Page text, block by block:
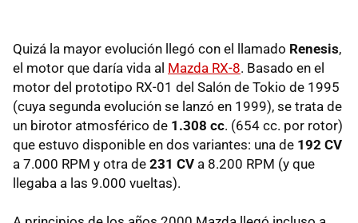
Quizá la mayor evolución llegó con el llamado Renesis,
el motor que daría vida al Mazda RX-8. Basado en el
motor del prototipo RX-01 del Salón de Tokio de 1995
(cuya segunda evolución se lanzó en 1999), se trata de
un birotor atmosférico de 1.308 cc. (654 cc. por rotor)
que estuvo disponible en dos variantes: una de 192 CV
a 7.000 RPM y otra de 231 CV a 8.200 RPM (y que
llegaba a las 9.000 vueltas).